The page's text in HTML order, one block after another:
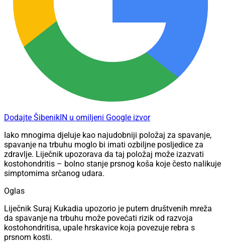
Dodajte ŠibenikIN u omiljeni Google izvor
Iako mnogima djeluje kao najudobniji položaj za spavanje,
spavanje na trbuhu moglo bi imati ozbiljne posljedice za
zdravlje. Liječnik upozorava da taj položaj može izazvati
kostohondritis – bolno stanje prsnog koša koje često nalikuje
simptomima srčanog udara.
Oglas
Liječnik Suraj Kukadia upozorio je putem društvenih mreža
da spavanje na trbuhu može povećati rizik od razvoja
kostohondritisa, upale hrskavice koja povezuje rebra s
prsnom kosti.